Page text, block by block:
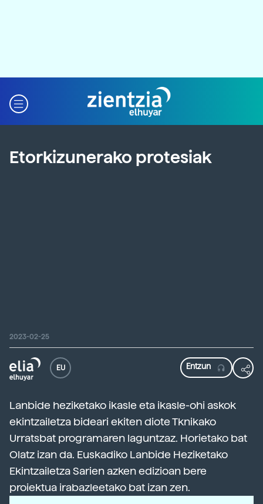
Etorkizunerako protesiak
2023-02-25
EU
Lanbide heziketako ikasle eta ikasle-ohi askok
ekintzailetza bideari ekiten diote Tknikako
Urratsbat programaren laguntzaz. Horietako bat
Olatz izan da. Euskadiko Lanbide Heziketako
Ekintzailetza Sarien azken edizioan bere
proiektua irabazleetako bat izan zen.